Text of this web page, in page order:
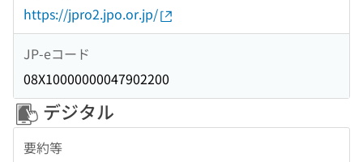
https://jpro2.jpo.or.jp/
JP-eコード
08X10000000047902200
デジタル
要約等